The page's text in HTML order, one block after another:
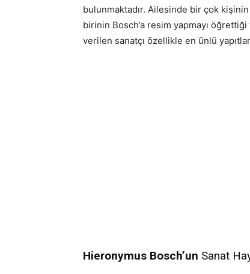
bulunmaktadır. Ailesinde bir çok
birinin Bosch’a resim yapmayı
verilen sanatçı özellikle en ünlü
Hieronymus Bosch’un Sanat